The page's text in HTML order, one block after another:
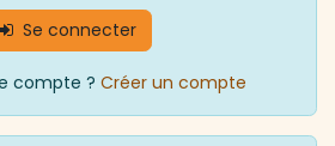
Se connecter
compte ? Créer un compte